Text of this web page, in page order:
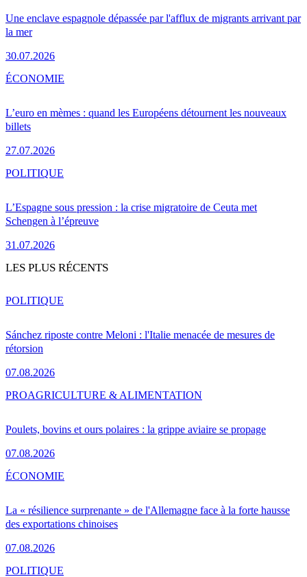
Une enclave espagnole dépassée par l'afflux de migrants arrivant par
la mer
30.07.2026
L’euro en mèmes : quand les Européens détournent les nouveaux
billets
27.07.2026
ÉCONOMIE
L’Espagne sous pression : la crise migratoire de Ceuta met
Schengen à l’épreuve
31.07.2026
POLITIQUE
LES PLUS RÉCENTS
Sánchez riposte contre Meloni : l'Italie menacée de mesures de
rétorsion
07.08.2026
POLITIQUE
Poulets, bovins et ours polaires : la grippe aviaire se propage
07.08.2026
PROAGRICULTURE & ALIMENTATION
La « résilience surprenante » de l'Allemagne face à la forte hausse
des exportations chinoises
07.08.2026
ÉCONOMIE
POLITIQUE